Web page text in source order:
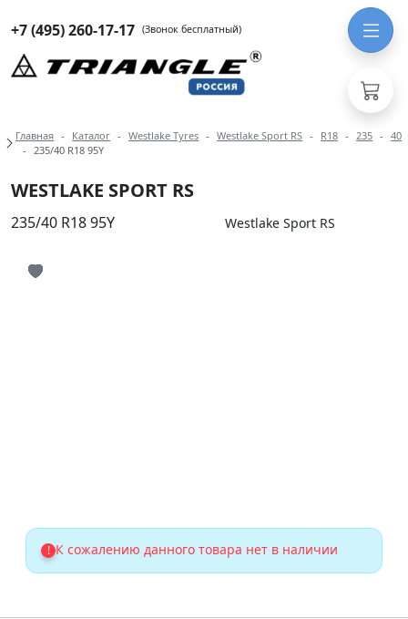
+7 (495) 260-17-17 (Звонок бесплатный)
Навигация по разделам модели
Главная Каталог Westlake Tyres Westlake Sport RS R18 235
40
235/40 R18 95Y
WESTLAKE SPORT RS
235/40 R18 95Y Westlake Sport RS
! К сожалению данного товара нет в наличии